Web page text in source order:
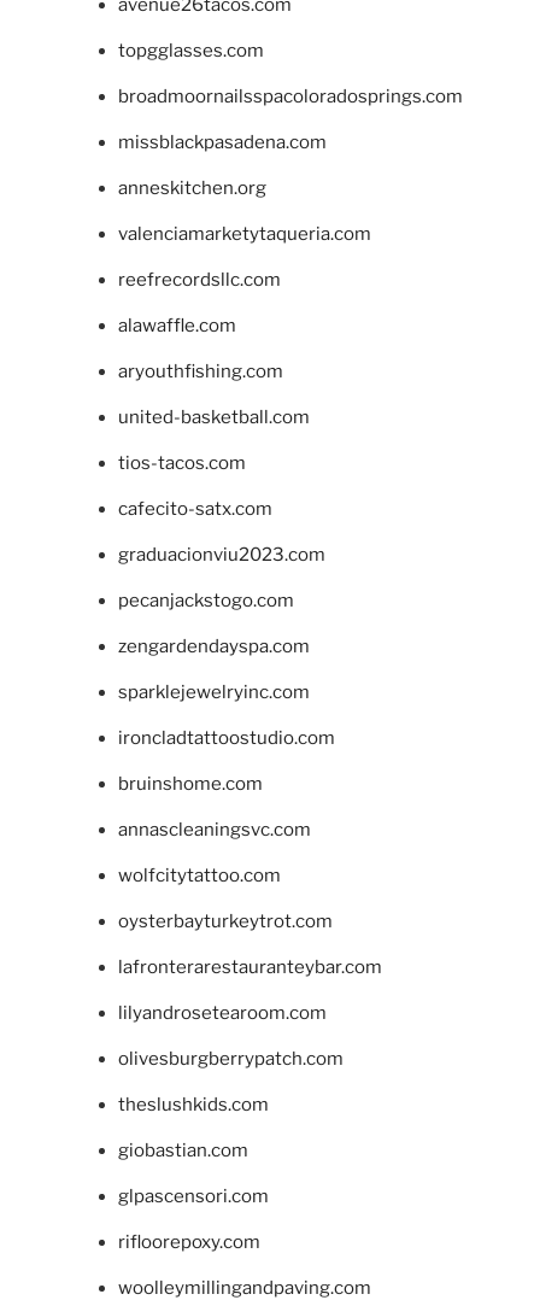
avenue26tacos.com
topgglasses.com
broadmoornailsspacoloradosprings.com
missblackpasadena.com
anneskitchen.org
valenciamarketytaqueria.com
reefrecordsllc.com
alawaffle.com
aryouthfishing.com
united-basketball.com
tios-tacos.com
cafecito-satx.com
graduacionviu2023.com
pecanjackstogo.com
zengardendayspa.com
sparklejewelryinc.com
ironcladtattoostudio.com
bruinshome.com
annascleaningsvc.com
wolfcitytattoo.com
oysterbayturkeytrot.com
lafronterarestauranteybar.com
lilyandrosetearoom.com
olivesburgberrypatch.com
theslushkids.com
giobastian.com
glpascensori.com
rifloorepoxy.com
woolleymillingandpaving.com